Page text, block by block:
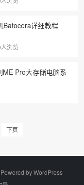
Batocera详细教程
浏览
Pro大存储电脑系
下页
byWordPress